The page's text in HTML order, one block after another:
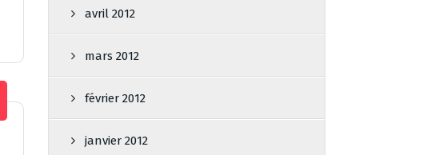
avril 2012
mars 2012
février 2012
janvier 2012